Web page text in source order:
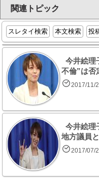
関連トピック
スレタイ検索 本文検索 投
今井絵
不倫”は否
2017/11/
今井絵理
地方議員
2017/07/